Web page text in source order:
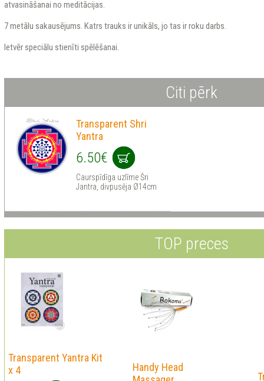
atvasināšanai no meditācijas.
7 metālu sakausējums. Katrs trauks ir unikāls, jo tas ir roku darbs.
Ietvēr speciālu stienīti spēlēšanai.
Citi pērk
Transparent Shri
Yantra
6.50€
Сaurspīdīga uzlīme Šri
Jantra, divpusēja Ø14cm
TOP preces
Transparent Yantra Kit
x 4
Handy Head